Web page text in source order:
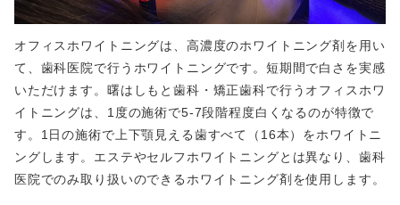
オフィスホワイトニングは、高濃度のホワイトニング剤を用い
て、歯科医院で行うホワイトニングです。短期間で白さを実感
いただけます。曙はしもと歯科・矯正歯科で行うオフィスホワ
イトニングは、1度の施術で5-7段階程度白くなるのが特徴で
す。1日の施術で上下顎見える歯すべて（16本）をホワイトニ
ングします。エステやセルフホワイトニングとは異なり、歯科
医院でのみ取り扱いのできるホワイトニング剤を使用します。